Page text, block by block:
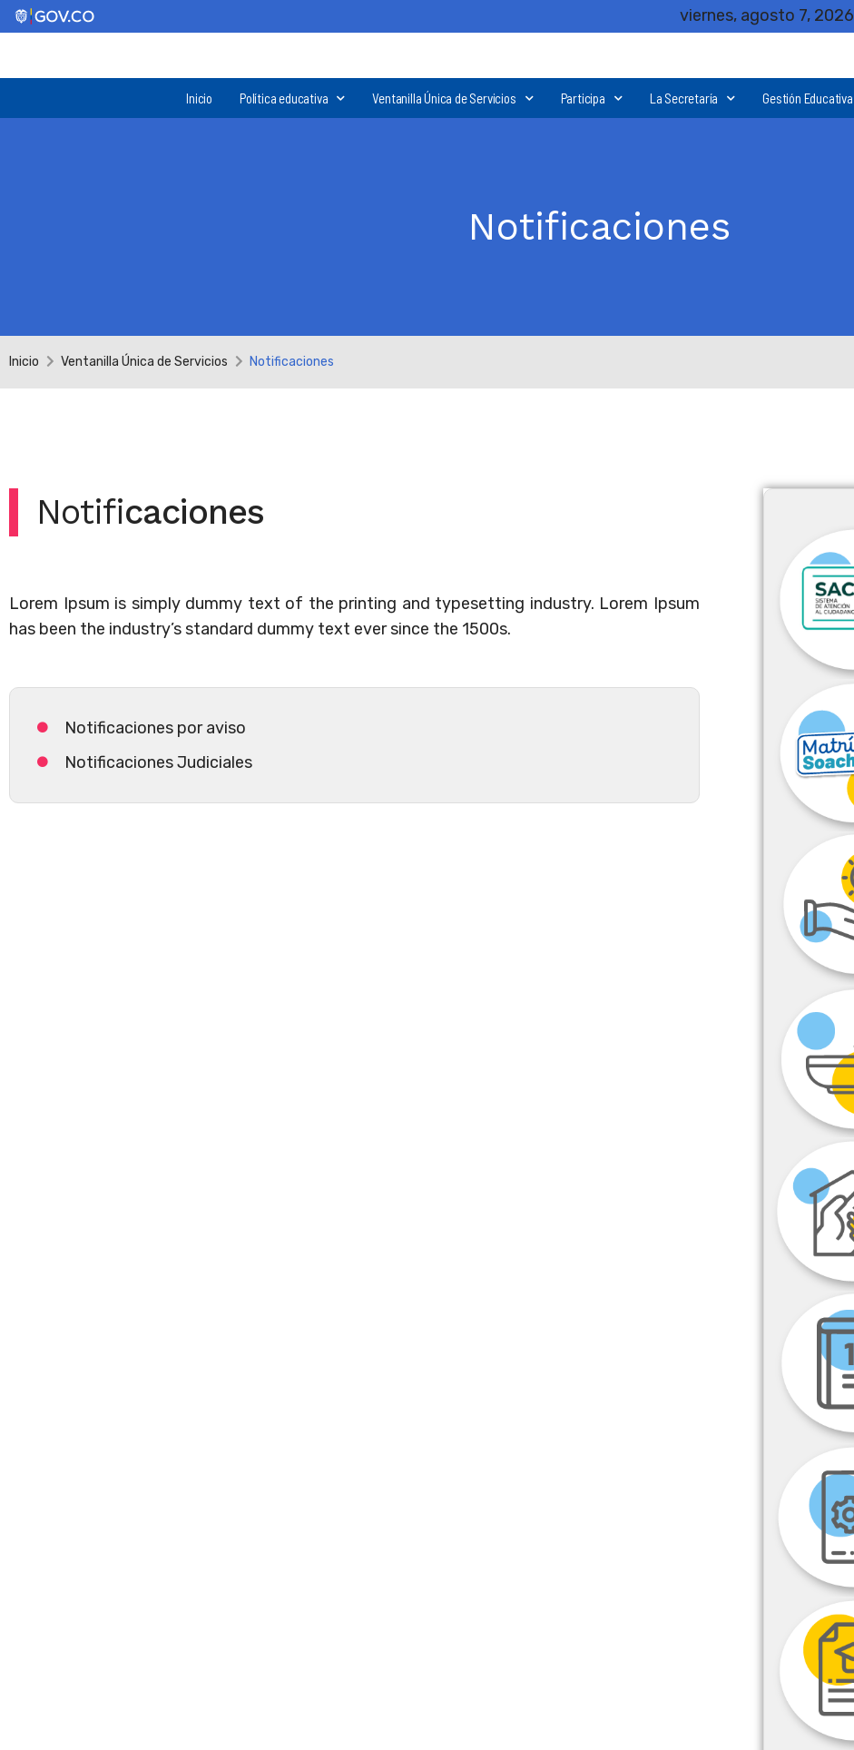
viernes, agosto 7, 2026
Inicio Política educativa Ventanilla Única de Servicios Participa La Secretaría Gestión Educativa
Notificaciones
Inicio Ventanilla Única de Servicios Notificaciones
Notificaciones
Lorem Ipsum is simply dummy text of the printing and typesetting industry. Lorem Ipsum
has been the industry’s standard dummy text ever since the 1500s.
Notificaciones por aviso
Notificaciones Judiciales